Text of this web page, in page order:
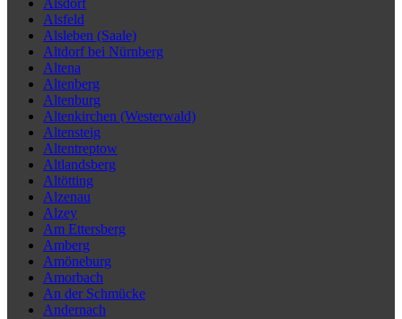
Alsdorf
Alsfeld
Alsleben (Saale)
Altdorf bei Nürnberg
Altena
Altenberg
Altenburg
Altenkirchen (Westerwald)
Altensteig
Altentreptow
Altlandsberg
Altötting
Alzenau
Alzey
Am Ettersberg
Amberg
Amöneburg
Amorbach
An der Schmücke
Andernach